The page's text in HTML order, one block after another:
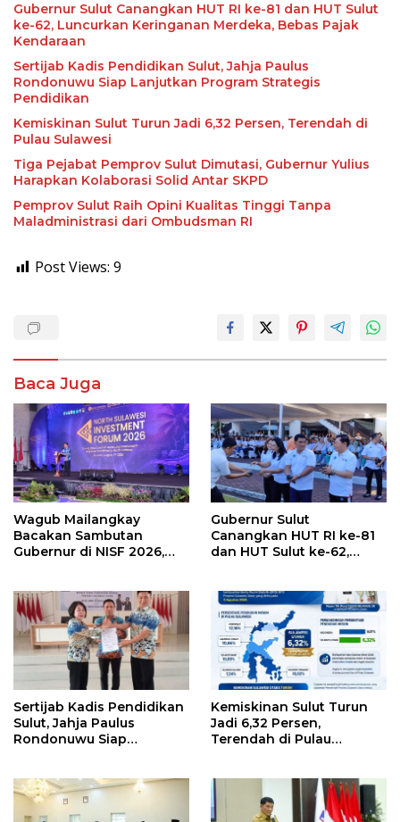
Gubernur Sulut Canangkan HUT RI ke-81 dan HUT Sulut
ke-62, Luncurkan Keringanan Merdeka, Bebas Pajak
Kendaraan
Sertijab Kadis Pendidikan Sulut, Jahja Paulus
Rondonuwu Siap Lanjutkan Program Strategis
Pendidikan
Kemiskinan Sulut Turun Jadi 6,32 Persen, Terendah di
Pulau Sulawesi
Tiga Pejabat Pemprov Sulut Dimutasi, Gubernur Yulius
Harapkan Kolaborasi Solid Antar SKPD
Pemprov Sulut Raih Opini Kualitas Tinggi Tanpa
Maladministrasi dari Ombudsman RI
Post Views: 9
Baca Juga
Wagub Mailangkay
Bacakan Sambutan
Gubernur di NISF 2026,
Kelapa ke Investor
Gubernur Sulut
Canangkan HUT RI ke-81
dan HUT Sulut ke-62,
Kendaraan
Sertijab Kadis Pendidikan
Sulut, Jahja Paulus
Rondonuwu Siap
Kemiskinan Sulut Turun
Jadi 6,32 Persen,
Terendah di Pulau